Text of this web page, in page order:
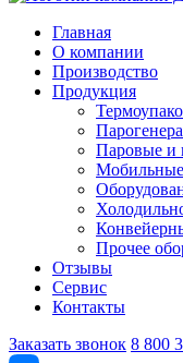
Главная
О компании
Производство
Продукция
Паровые и
Мобильные
Прочее
Отзывы
Сервис
Контакты
Заказать звонок 8 800